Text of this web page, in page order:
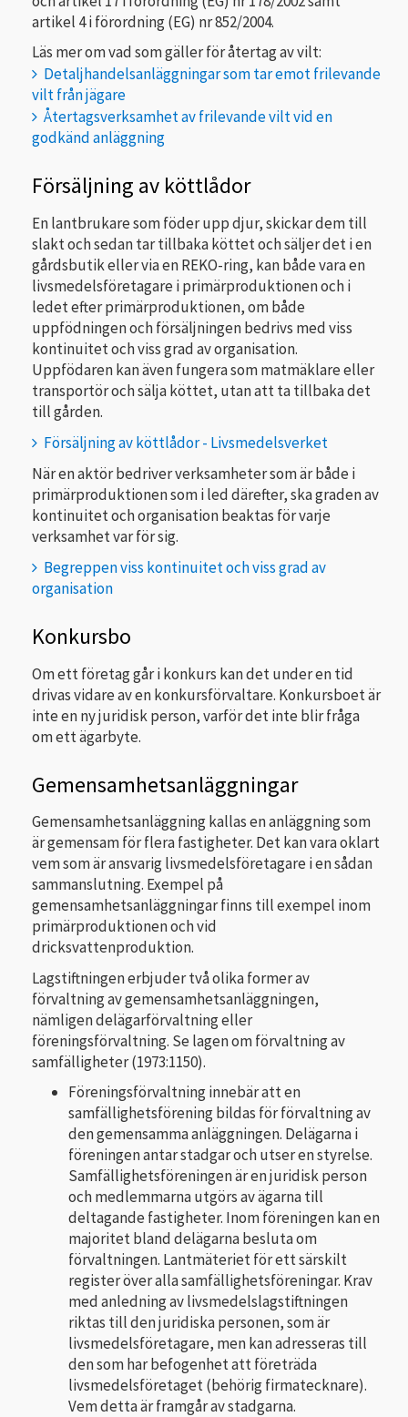
artikel 4 i förordning (EG) nr 852/2004.
Läs mer om vad som gäller för återtag av vilt:
Detaljhandelsanläggningar som tar emot frilevande
vilt från jägare
Återtagsverksamhet av frilevande vilt vid en
godkänd anläggning
Försäljning av köttlådor
En lantbrukare som föder upp djur, skickar dem till
slakt och sedan tar tillbaka köttet och säljer det i en
gårdsbutik eller via en REKO-ring, kan både vara en
livsmedelsföretagare i primärproduktionen och i
ledet efter primärproduktionen, om både
uppfödningen och försäljningen bedrivs med viss
kontinuitet och viss grad av organisation.
Uppfödaren kan även fungera som matmäklare eller
transportör och sälja köttet, utan att ta tillbaka det
till gården.
Försäljning av köttlådor - Livsmedelsverket
När en aktör bedriver verksamheter som är både i
primärproduktionen som i led därefter, ska graden av
kontinuitet och organisation beaktas för varje
verksamhet var för sig.
Begreppen viss kontinuitet och viss grad av
organisation
Konkursbo
Om ett företag går i konkurs kan det under en tid
drivas vidare av en konkursförvaltare. Konkursboet är
inte en ny juridisk person, varför det inte blir fråga
om ett ägarbyte.
Gemensamhetsanläggningar
Gemensamhetsanläggning kallas en anläggning som
är gemensam för flera fastigheter. Det kan vara oklart
vem som är ansvarig livsmedelsföretagare i en sådan
sammanslutning. Exempel på
gemensamhetsanläggningar finns till exempel inom
primärproduktionen och vid
dricksvattenproduktion.
Lagstiftningen erbjuder två olika former av
förvaltning av gemensamhetsanläggningen,
nämligen delägarförvaltning eller
föreningsförvaltning. Se lagen om förvaltning av
samfälligheter (1973:1150).
Föreningsförvaltning innebär att en
samfällighetsförening bildas för förvaltning av
den gemensamma anläggningen. Delägarna i
föreningen antar stadgar och utser en styrelse.
Samfällighetsföreningen är en juridisk person
och medlemmarna utgörs av ägarna till
deltagande fastigheter. Inom föreningen kan en
majoritet bland delägarna besluta om
förvaltningen. Lantmäteriet för ett särskilt
register över alla samfällighetsföreningar. Krav
med anledning av livsmedelslagstiftningen
riktas till den juridiska personen, som är
livsmedelsföretagare, men kan adresseras till
den som har befogenhet att företräda
livsmedelsföretaget (behörig firmatecknare).
Vem detta är framgår av stadgarna.